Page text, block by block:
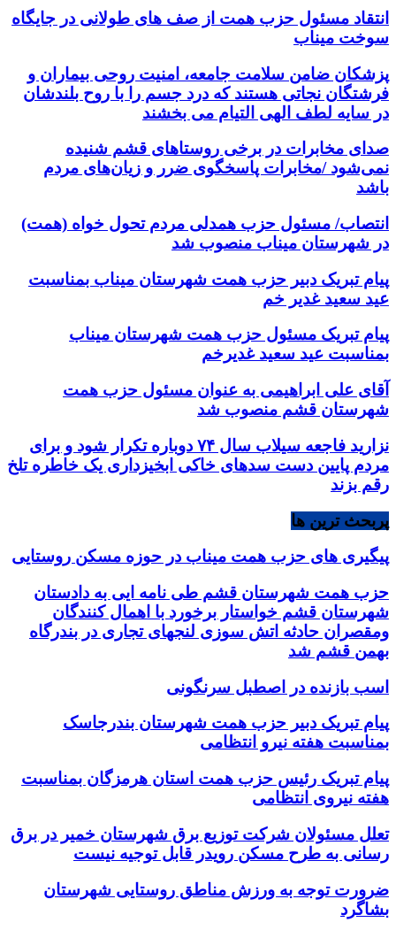
انتقاد مسئول حزب همت از صف های طولانی در جایگاه
سوخت میناب
پزشکان ضامن سلامت جامعه، امنیت روحی بیماران و
فرشتگان نجاتی هستند که درد جسم را با روح بلندشان
در سایه لطف الهی التیام می بخشند
صدای مخابرات در برخی روستاهای قشم شنیده
نمی‌شود /مخابرات پاسخگوی ضرر و زیان‌های مردم
باشد
انتصاب/ مسئول حزب همدلی مردم تحول خواه (همت)
در شهرستان میناب منصوب شد
پیام تبریک دبیر حزب همت شهرستان میناب بمناسبت
عید سعید غدیر خم
پیام تبریک مسئول حزب همت شهرستان میناب
بمناسبت عید سعید غدیرخم
آقای علی ابراهیمی به عنوان مسئول حزب همت
شهرستان قشم منصوب شد
نزارید فاجعه سیلاب سال ۷۴ دوباره تکرار شود و برای
مردم پایین دست سدهای خاکی ابخیزداری یک خاطره تلخ
رقم بزند
پربحث ترین ها
پیگیری های حزب همت میناب در حوزه مسکن روستایی
حزب همت شهرستان قشم طی نامه ایی به دادستان
شهرستان قشم خواستار برخورد با اهمال کنندگان
ومقصران حادثه اتش سوزی لنجهای تجاری در بندرگاه
بهمن قشم شد
اسب بازنده در اصطبل سرنگونی
پیام تبریک دبیر حزب همت شهرستان بندرجاسک
بمناسبت هفته نیرو انتظامی
پیام تبریک رئیس حزب همت استان هرمزگان بمناسبت
هفته نیروی انتظامی
تعلل مسئولان شرکت توزیع برق شهرستان خمیر در برق
رسانی به طرح مسکن رویدر قابل توجیه نیست
ضرورت توجه به ورزش مناطق روستایی شهرستان
بشاگرد